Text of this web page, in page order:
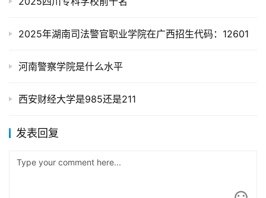
2025年湖南司法警官职业学院在广西招生代码：12601
河南警察学院是什么水平
西安财经大学是985还是211
发表回复